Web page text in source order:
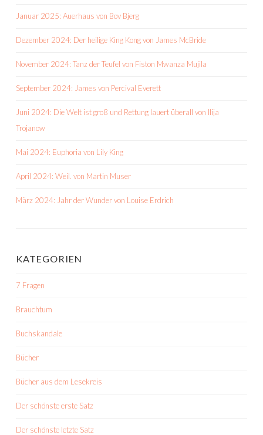
Januar 2025: Auerhaus von Bov Bjerg
Dezember 2024: Der heilige King Kong von James McBride
November 2024: Tanz der Teufel von Fiston Mwanza Mujila
September 2024: James von Percival Everett
Juni 2024: Die Welt ist groß und Rettung lauert überall von Ilija
Trojanow
Mai 2024: Euphoria von Lily King
April 2024: Weil. von Martin Muser
März 2024: Jahr der Wunder von Louise Erdrich
KATEGORIEN
7 Fragen
Brauchtum
Buchskandale
Bücher
Bücher aus dem Lesekreis
Der schönste erste Satz
Der schönste letzte Satz